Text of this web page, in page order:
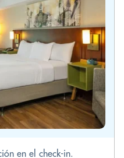
en el check-in.